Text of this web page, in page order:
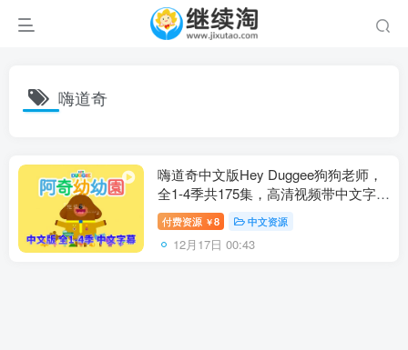
嗨道奇
嗨道奇中文版Hey Duggee狗狗老师，
全1-4季共175集，高清视频带中文字
幕，百度网盘下载！
付费资源 ￥8 中文资源
12月17日 00:43